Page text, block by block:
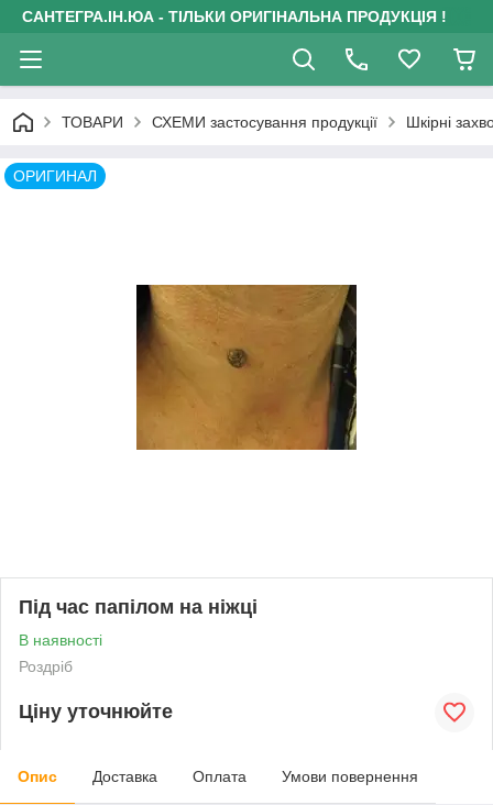
САНТЕГРА.ІН.ЮА - ТІЛЬКИ ОРИГІНАЛЬНА ПРОДУКЦІЯ !
ТОВАРИ СХЕМИ застосування продукції Шкірні
ОРИГИНАЛ
Під час папілом на ніжці
В наявності
Роздріб
Ціну уточнюйте
Опис Доставка Оплата Умови повернення